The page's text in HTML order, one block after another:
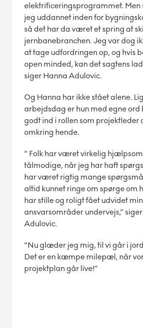
elektrificeringsprogrammet. Men
jeg uddannet inden for
så det har da været et spring at
jernbanebranchen. Jeg var dog
at tage udfordringen op, og hvis
open minded, kan det sagtens
siger Hanna Adulovic.
Og Hanna har ikke stået alene.
arbejdsdag er hun med egne ord
godt ind i rollen som projektleder
omkring hende.
” Folk har været virkelig
tålmodige, når jeg har haft
har været rigtig mange
altid kunnet ringe om spørge om
har stille og roligt fået udvidet
ansvarsområder undervejs,”
Adulovic.
”Nu glæder jeg mig, til vi går i
Det er en kæmpe milepæl, når
projektplan går live!”